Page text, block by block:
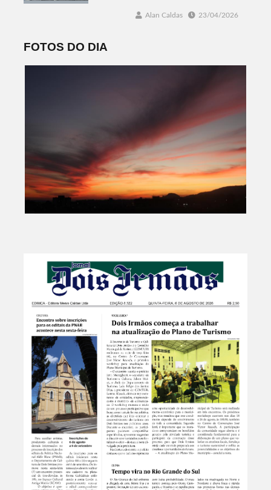
Alan Caldas 23/04/2026
FOTOS DO DIA